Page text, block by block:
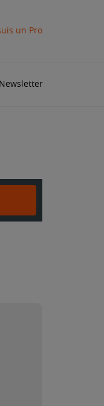
un Pro
Newsletter